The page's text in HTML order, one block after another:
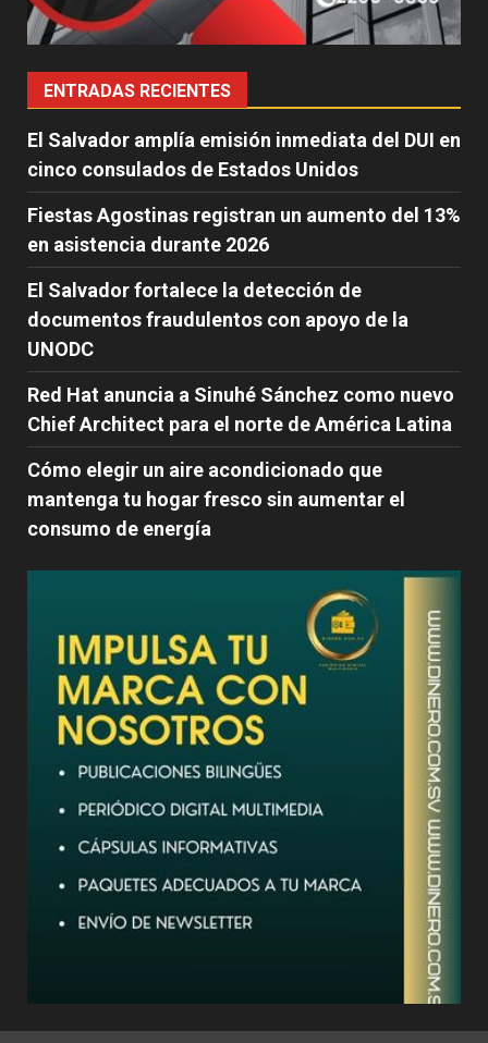
ENTRADAS RECIENTES
El Salvador amplía emisión inmediata del DUI en
cinco consulados de Estados Unidos
Fiestas Agostinas registran un aumento del 13%
en asistencia durante 2026
El Salvador fortalece la detección de
documentos fraudulentos con apoyo de la
UNODC
Red Hat anuncia a Sinuhé Sánchez como nuevo
Chief Architect para el norte de América Latina
Cómo elegir un aire acondicionado que
mantenga tu hogar fresco sin aumentar el
consumo de energía